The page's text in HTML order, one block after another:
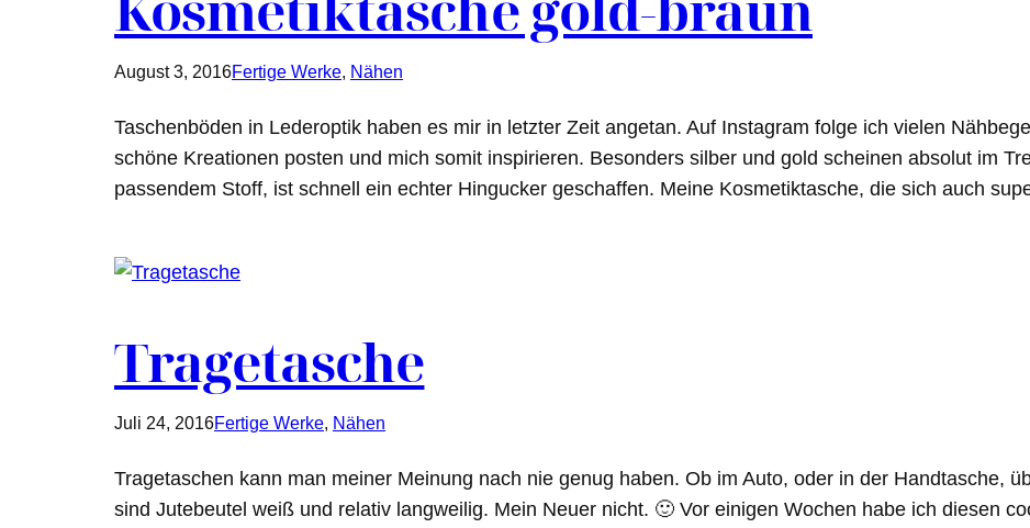
August 3, 2016Fertige Werke, Nähen
Taschenböden in Lederoptik haben es mir in letzter Zeit angetan. Auf Instagram folge ich vielen
schöne Kreationen posten und mich somit inspirieren. Besonders silber und gold scheinen absolut im
passendem Stoff, ist schnell ein echter Hingucker geschaffen. Meine Kosmetiktasche, die sich auch
Tragetasche
Juli 24, 2016Fertige Werke, Nähen
Tragetaschen kann man meiner Meinung nach nie genug haben. Ob im Auto, oder in der Handtasche,
sind Jutebeutel weiß und relativ langweilig. Mein Neuer nicht. 🙂 Vor einigen Wochen habe ich diesen